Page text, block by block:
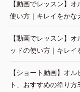
【動画でレッスン】
使い方｜キレイをかな
【動画でレッスン】
ッドの使い方｜キレ
【ショート動画】オ
ト」おすすめの塗り方